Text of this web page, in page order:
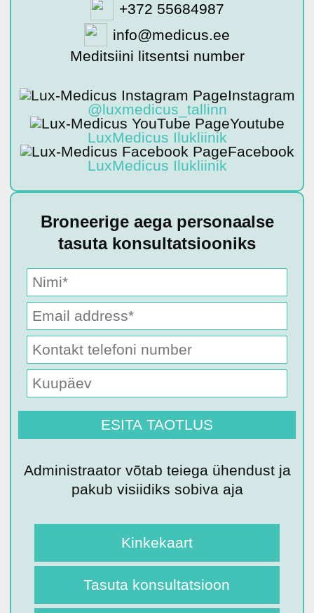
+372 55684987
info@medicus.ee
Meditsiini litsentsi number
Instagram
@luxmedicus_tallinn
Youtube
LuxMedicus Ilukliinik
Facebook
LuxMedicus Ilukliinik
Broneerige aega personaalse
tasuta konsultatsiooniks
Administraator võtab teiega ühendust ja
pakub visiidiks sobiva aja
Kinkekaart
Tasuta konsultatsioon